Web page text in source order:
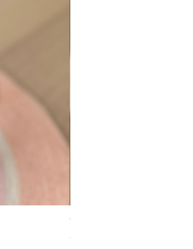
Van Gogh Collag - Uniq
Fiyat
₺1.350,00